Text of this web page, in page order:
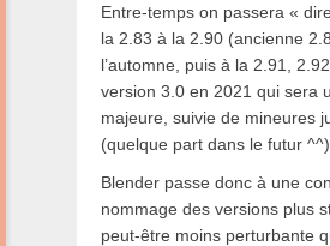
Entre-temps on passera «
la 2.83 à la 2.90 (ancienne
l’automne, puis à la 2.91,
version 3.0 en 2021 qui sera
majeure, suivie de mineures
(quelque part dans le futur ^^).
Blender passe donc à une
nommage des versions plus
peut-être moins perturbante